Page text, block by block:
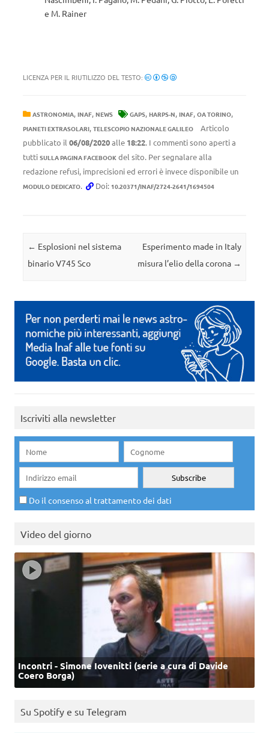
e M. Rainer
LICENZA PER IL RIUTILIZZO DEL TESTO:
ASTRONOMIA, INAF, NEWS GAPS, HARPS-N, INAF, OA TORINO,
PIANETI EXTRASOLARI, TELESCOPIO NAZIONALE GALILEO
Articolo
pubblicato il 06/08/2020alle 18:22. I commenti sono aperti a
tutti SULLA PAGINA FACEBOOK del sito. Per segnalare alla
redazione refusi, imprecisioni ed errori è invece disponibile un
MODULO DEDICATO. Doi: 10.20371/INAF/2724-2641/1694504
Navigazione articolo
← Esplosioni nel sistema
binario V745 Sco
Esperimento made in Italy
misura l’elio della corona →
Iscriviti alla newsletter
Do il consenso al trattamento dei dati
Video del giorno
Incontri - Simone Iovenitti (serie a cura di Davide
Coero Borga)
Su Spotify e su Telegram